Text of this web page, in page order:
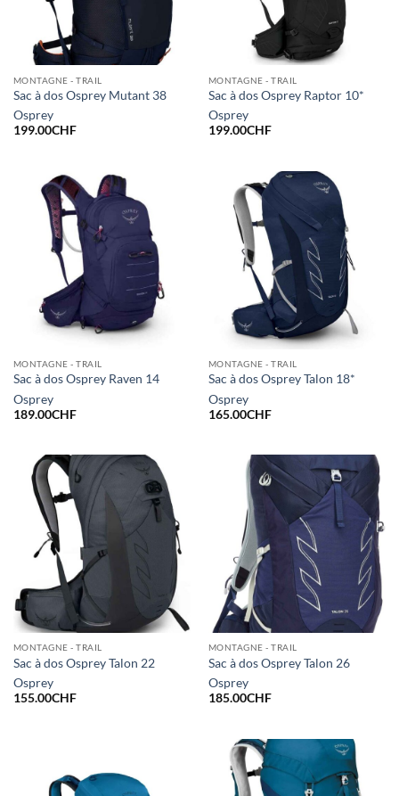
MONTAGNE - TRAIL
Sac à dos Osprey Mutant 38
Osprey
199.00CHF
MONTAGNE - TRAIL
Sac à dos Osprey Raptor 10*
Osprey
199.00CHF
MONTAGNE - TRAIL
Sac à dos Osprey Raven 14
Osprey
189.00CHF
MONTAGNE - TRAIL
Sac à dos Osprey Talon 18*
Osprey
165.00CHF
MONTAGNE - TRAIL
Sac à dos Osprey Talon 22
Osprey
155.00CHF
MONTAGNE - TRAIL
Sac à dos Osprey Talon 26
Osprey
185.00CHF